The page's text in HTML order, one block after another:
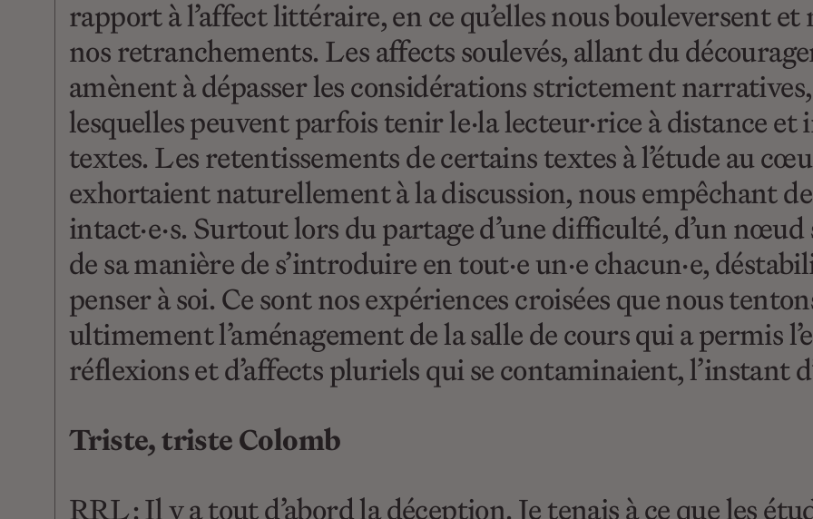
rapport à l’affect littéraire, en ce qu’elles nous bouleversent
nos retranchements. Les affects soulevés, allant du
amènent à dépasser les considérations strictement
lesquelles peuvent parfois tenir le·la lecteur·rice à distance
textes. Les retentissements de certains textes à l’étude au
exhortaient naturellement à la discussion, nous empêchant
intact·e·s. Surtout lors du partage d’une difficulté, d’un
de sa manière de s’introduire en tout·e un·e chacun·e,
penser à soi. Ce sont nos expériences croisées que nous
ultimement l’aménagement de la salle de cours qui a permis
réflexions et d’affects pluriels qui se contaminaient, l’instant
Triste, triste Colomb
RRL : Il y a tout d’abord la déception. Je tenais à ce que les